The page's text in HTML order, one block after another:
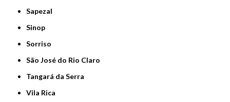
Sapezal
Sinop
Sorriso
São José do Rio Claro
Tangará da Serra
Vila Rica